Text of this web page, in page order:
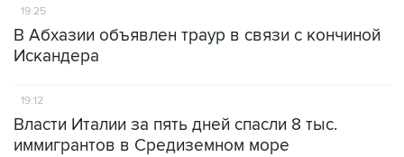
19:25
В Абхазии объявлен траур в связи с кончиной
Искандера
19:12
Власти Италии за пять дней спасли 8 тыс.
иммигрантов в Средиземном море